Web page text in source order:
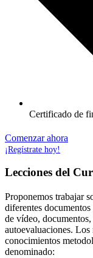
Certificado de
Comenzar ahora
¡Regístrate hoy!
Lecciones del
Proponemos trabajar
diferentes
de vídeo,
autoevaluaciones.
conocimientos
denominado: